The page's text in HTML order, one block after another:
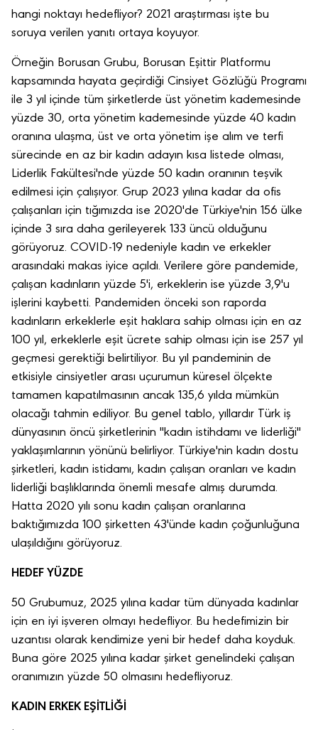
hangi noktayı hedefliyor? 2021 araştırması işte bu
soruya verilen yanıtı ortaya koyuyor.
Örneğin Borusan Grubu, Borusan Eşittir Platformu
kapsamında hayata geçirdiği Cinsiyet Gözlüğü Programı
ile 3 yıl içinde tüm şirketlerde üst yönetim kademesinde
yüzde 30, orta yönetim kademesinde yüzde 40 kadın
oranına ulaşma, üst ve orta yönetim işe alım ve terfi
sürecinde en az bir kadın adayın kısa listede olması,
Liderlik Fakültesi'nde yüzde 50 kadın oranının teşvik
edilmesi için çalışıyor. Grup 2023 yılına kadar da ofis
çalışanları için tığımızda ise 2020'de Türkiye'nin 156 ülke
içinde 3 sıra daha gerileyerek 133 üncü olduğunu
görüyoruz. COVID-19 nedeniyle kadın ve erkekler
arasındaki makas iyice açıldı. Verilere göre pandemide,
çalışan kadınların yüzde 5'i, erkeklerin ise yüzde 3,9'u
işlerini kaybetti. Pandemiden önceki son raporda
kadınların erkeklerle eşit haklara sahip olması için en az
100 yıl, erkeklerle eşit ücrete sahip olması için ise 257 yıl
geçmesi gerektiği belirtiliyor. Bu yıl pandeminin de
etkisiyle cinsiyetler arası uçurumun küresel ölçekte
tamamen kapatılmasının ancak 135,6 yılda mümkün
olacağı tahmin ediliyor. Bu genel tablo, yıllardır Türk iş
dünyasının öncü şirketlerinin "kadın istihdamı ve liderliği"
yaklaşımlarının yönünü belirliyor. Türkiye'nin kadın dostu
şirketleri, kadın istidamı, kadın çalışan oranları ve kadın
liderliği başlıklarında önemli mesafe almış durumda.
Hatta 2020 yılı sonu kadın çalışan oranlarına
baktığımızda 100 şirketten 43'ünde kadın çoğunluğuna
ulaşıldığını görüyoruz.
HEDEF YÜZDE
50 Grubumuz, 2025 yılına kadar tüm dünyada kadınlar
için en iyi işveren olmayı hedefliyor. Bu hedefimizin bir
uzantısı olarak kendimize yeni bir hedef daha koyduk.
Buna göre 2025 yılına kadar şirket genelindeki çalışan
oranımızın yüzde 50 olmasını hedefliyoruz.
KADIN ERKEK EŞİTLİĞİ